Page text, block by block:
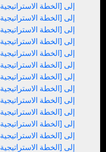
[الخطة الاستراتيجية 1] إلى [الخطة الاستراتيجية 2]
[الخطة الاستراتيجية 1] إلى [الخطة الاستراتيجية 2]
[الخطة الاستراتيجية 1] إلى [الخطة الاستراتيجية 2]
[الخطة الاستراتيجية 1] إلى [الخطة الاستراتيجية 2]
[الخطة الاستراتيجية 1] إلى [الخطة الاستراتيجية 2]
[الخطة الاستراتيجية 1] إلى [الخطة الاستراتيجية 2]
[الخطة الاستراتيجية 1] إلى [الخطة الاستراتيجية 2]
[الخطة الاستراتيجية 1] إلى [الخطة الاستراتيجية 2]
[الخطة الاستراتيجية 1] إلى [الخطة الاستراتيجية 2]
[الخطة الاستراتيجية 1] إلى [الخطة الاستراتيجية 2]
[الخطة الاستراتيجية 1] إلى [الخطة الاستراتيجية 2]
[الخطة الاستراتيجية 1] إلى [الخطة الاستراتيجية 2]
[الخطة الاستراتيجية 1] إلى [الخطة الاستراتيجية 2]